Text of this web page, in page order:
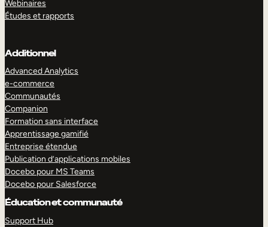
Webinaires
Études et rapports
Additionnel
Advanced Analytics
e-commerce
Communautés
Companion
Formation sans interface
Apprentissage gamifié
Entreprise étendue
Publication d’applications mobiles
Docebo pour MS Teams
Docebo pour Salesforce
Éducation et communauté
Support Hub